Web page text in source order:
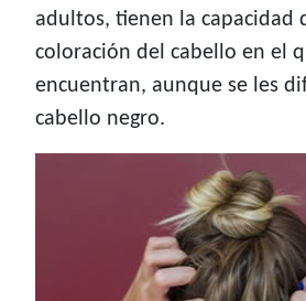
adultos, tienen la capacidad
coloración del cabello en el
encuentran, aunque se les
cabello negro.